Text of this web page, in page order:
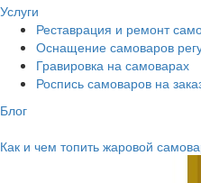
Услуги
Реставрация и ремонт
Оснащение самоваров
Гравировка на самоварах
Роспись самоваров на
Блог
Как и чем топить жаровой